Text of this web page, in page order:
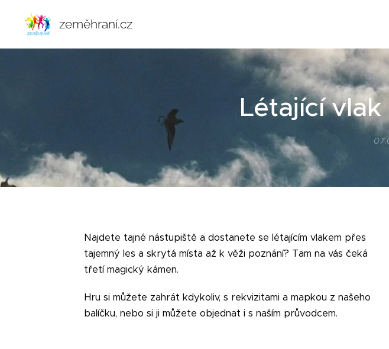
zeměhraní.cz
Létající
Najdete tajné nástupiště a dostanete se létajícím vlakem přes
tajemný les a skrytá místa až k věži poznání? Tam na vás čeká
třetí magický kámen.
Hru si můžete zahrát kdykoliv, s rekvizitami a mapkou z našeho
balíčku, nebo si ji můžete objednat i s naším průvodcem.